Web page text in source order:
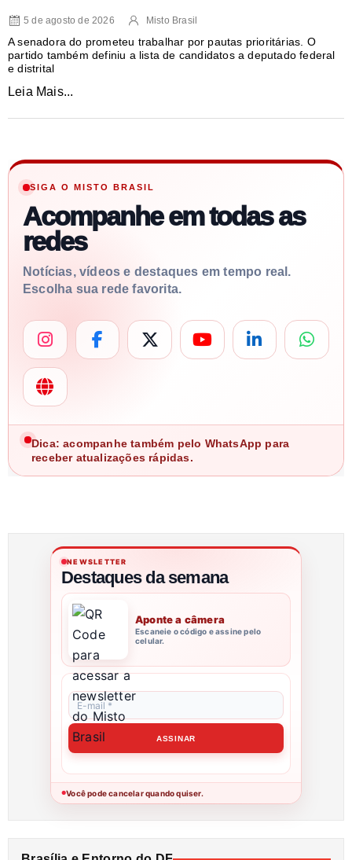
5 de agosto de 2026 Misto Brasil
A senadora do prometeu trabalhar por pautas prioritárias. O
partido também definiu a lista de candidatos a deputado federal
e distrital
Leia Mais...
SIGA O MISTO BRASIL
Acompanhe em todas as
redes
Notícias, vídeos e destaques em tempo real.
Escolha sua rede favorita.
Dica: acompanhe também pelo WhatsApp para
receber atualizações rápidas.
NEWSLETTER
Destaques da semana
Aponte a câmera
Escaneie o código e assine pelo
celular.
●Você pode cancelar quando quiser.